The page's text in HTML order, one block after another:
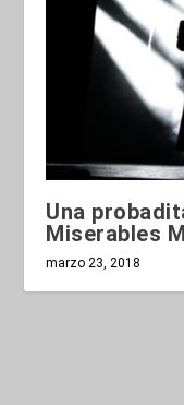
Una
Miserables
marzo 23, 2018